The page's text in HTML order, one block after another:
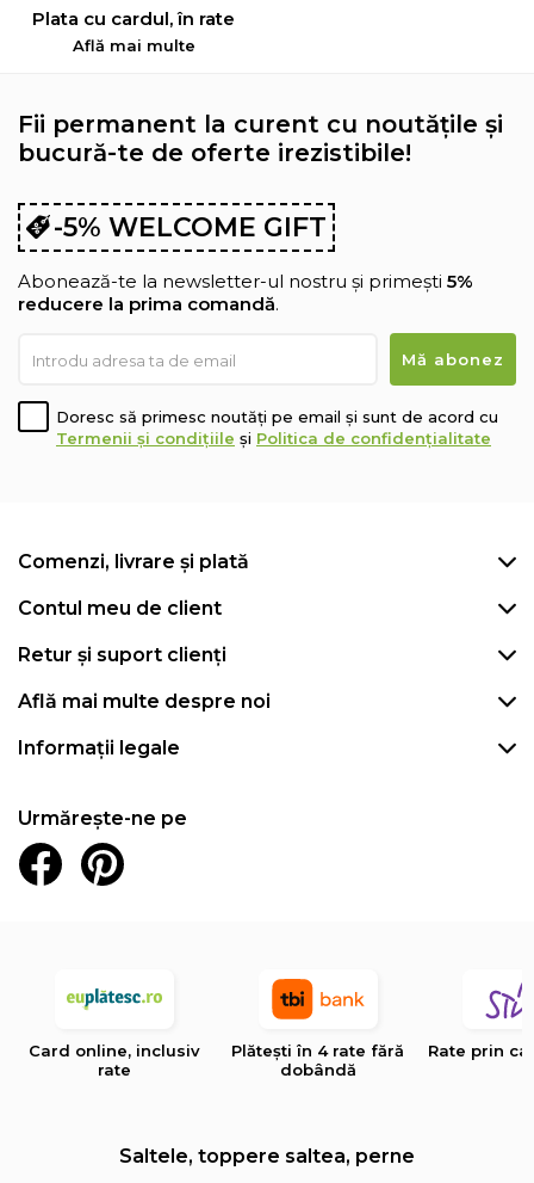
Plata cu cardul, în rate
Află mai multe
Fii permanent la curent cu noutățile și
bucură-te de oferte irezistibile!
-5% WELCOME GIFT
Abonează-te la newsletter-ul nostru și primești 5%
reducere la prima comandă.
Doresc să primesc noutăți pe email și sunt de acord cu
Termenii și condițiile și Politica de confidențialitate
Comenzi, livrare și plată
Contul meu de client
Retur și suport clienți
Află mai multe despre noi
Informații legale
Urmărește-ne pe
Card online, inclusiv
rate
Plătești în 4 rate fără
dobândă
Rate prin
Saltele, toppere saltea, perne